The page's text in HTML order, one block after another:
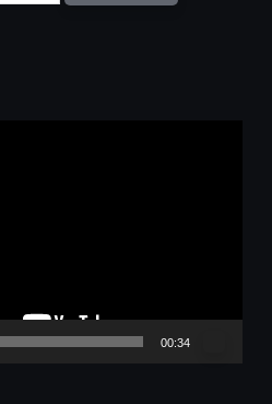
00:34